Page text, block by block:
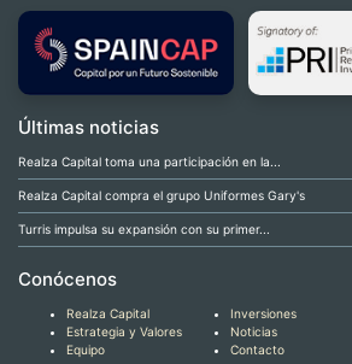
Últimas noticias
Realza Capital toma una participación en la...
Realza Capital compra el grupo Uniformes Gary's
Turris impulsa su expansión con su primer...
Conócenos
Realza Capital
Estrategia y Valores
Equipo
Inversiones
Noticias
Contacto